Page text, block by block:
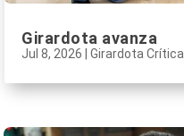
Girardota avanza
Jul 8, 2026 | Girardota Crítica